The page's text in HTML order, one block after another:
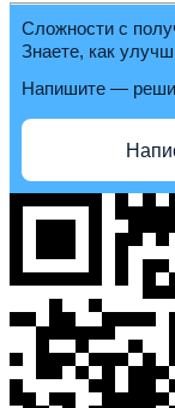
Сложности с
Знаете, как
Напишите —